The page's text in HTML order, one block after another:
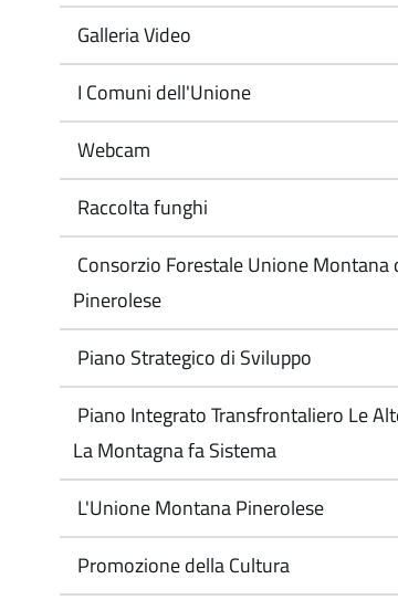
Galleria Video
I Comuni dell'Unione
Webcam
Raccolta funghi
Consorzio Forestale Unione Montana
Pinerolese
Piano Strategico di Sviluppo
Piano Integrato Transfrontaliero Le
La Montagna fa Sistema
L'Unione Montana Pinerolese
Promozione della Cultura